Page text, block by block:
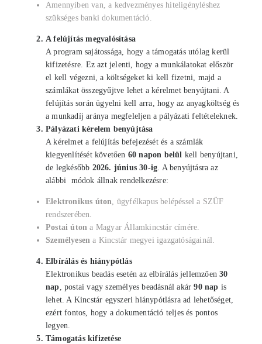
Amennyiben van, a kedvezményes hiteligényléshez
szükséges banki dokumentáció.
A felújítás megvalósítása
A program sajátossága, hogy a támogatás utólag kerül
kifizetésre. Ez azt jelenti, hogy a munkálatokat először
el kell végezni, a költségeket ki kell fizetni, majd a
számlákat összegyűjtve lehet a kérelmet benyújtani. A
felújítás során ügyelni kell arra, hogy az anyagköltség és
a munkadíj aránya megfeleljen a pályázati feltételeknek.
Pályázati kérelem benyújtása
A kérelmet a felújítás befejezését és a számlák
kiegyenlítését követően 60 napon belül kell benyújtani,
de legkésőbb 2026. június 30-ig. A benyújtásra az
alábbi módok állnak rendelkezésre:
Elektronikus úton, ügyfélkapus belépéssel a SZÜF
rendszerében.
Postai úton a Magyar Államkincstár címére.
Személyesen a Kincstár megyei igazgatóságainál.
Elbírálás és hiánypótlás
Elektronikus beadás esetén az elbírálás jellemzően30
nap, postai vagy személyes beadásnál akár90 nap is
lehet. A Kincstár egyszeri hiánypótlásra ad lehetőséget,
ezért fontos, hogy a dokumentáció teljes és pontos
legyen.
Támogatás kifizetése